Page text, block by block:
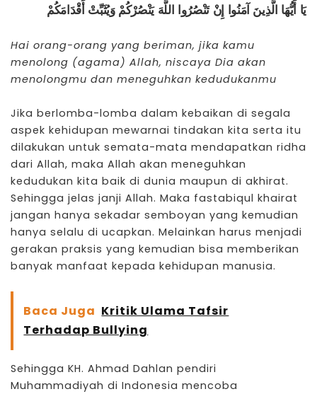
يَا أَيُّهَا الَّذِينَ آمَنُوا إِنْ تَنْصُرُوا اللَّهَ يَنْصُرْكُمْ وَيُثَبِّتْ أَقْدَامَكُمْ
Hai orang-orang yang beriman, jika kamu
menolong (agama) Allah, niscaya Dia akan
menolongmu dan meneguhkan kedudukanmu
Jika berlomba-lomba dalam kebaikan di segala
aspek kehidupan mewarnai tindakan kita serta itu
dilakukan untuk semata-mata mendapatkan ridha
dari Allah, maka Allah akan meneguhkan
kedudukan kita baik di dunia maupun di akhirat.
Sehingga jelas janji Allah. Maka fastabiqul khairat
jangan hanya sekadar semboyan yang kemudian
hanya selalu di ucapkan. Melainkan harus menjadi
gerakan praksis yang kemudian bisa memberikan
banyak manfaat kepada kehidupan manusia.
Baca Juga Kritik Ulama Tafsir
Terhadap Bullying
Sehingga KH. Ahmad Dahlan pendiri
Muhammadiyah di Indonesia mencoba